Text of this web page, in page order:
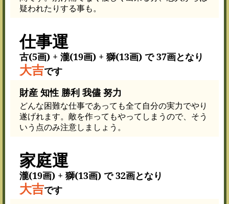
疑われたりする事も。
仕事運
古(5画) + 瀧(19画) + 獅(13画) で 37画となり
大吉です
財産 知性 勝利 我儘 努力
どんな困難な仕事であっても全て自分の実力でやり
遂げれます。敵を作ってもやってしまうので、そう
いう点のみ注意しましょう。
家庭運
瀧(19画) + 獅(13画) で 32画となり
大吉です